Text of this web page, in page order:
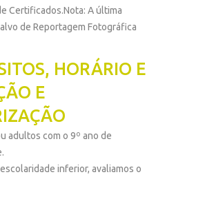
Certificados.Nota: A última
de Reportagem Fotográfica
HORÁRIO E
E
adultos com o 9º ano de
inferior, avaliamos o